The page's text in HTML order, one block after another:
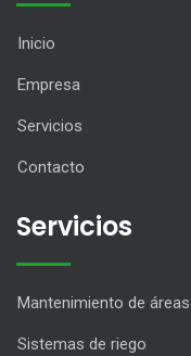
Inicio
Empresa
Servicios
Contacto
Servicios
Mantenimiento de
Sistemas de riego